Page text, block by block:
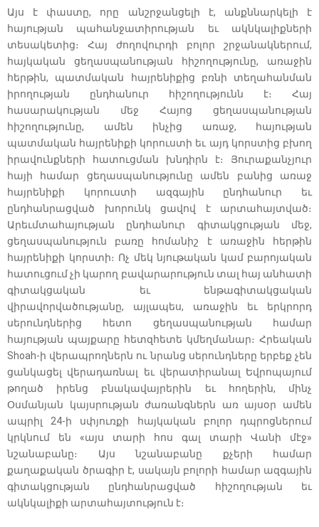
Այս է փաստը, որը անշրջանցելի է, անքննարկելի է
հայության պահանջատիրության եւ ակնկալիքների
տեսակետից։ Հայ ժողովուրդի բոլոր շրջանակներում,
հայկական ցեղասպանության հիշողությունը, առաջին
հերթին, պատմական հայրենիքից բռնի տեղահանման
իրողության ընդհանուր հիշողությունն է։ Հայ
հասարակության մեջ Հայոց ցեղասպանության
հիշողությունը, ամեն ինչից առաջ, հայության
պատմական հայրենիքի կորուստի եւ այդ կորստից բխող
իրավունքների հատուցման խնդիրն է։ Յուրաքանչյուր
հայի համար ցեղասպանությունը ամեն բանից առաջ
հայրենիքի կորուստի ազգային ընդհանուր եւ
ընդհանրացված խորունկ ցավով է արտահայտված։
Արեւմտահայության ընդհանուր գիտակցության մեջ,
ցեղասպանություն բառը հոմանիշ է առաջին հերթին
հայրենիքի կորստի։ Ոչ մեկ նյութական կամ բարոյական
հատուցում չի կարող բավարարություն տալ հայ անհատի
գիտակցական եւ ենթագիտակցական
վիրավորվածությանը, այլապես, առաջին եւ երկրորդ
սերունդներից հետո ցեղասպանության համար
հայության պայքարը հետզհետե կմեղմանար։ Հրեական
Shoah-ի վերապրողներն ու նրանց սերունդները երբեք չեն
ցանկացել վերադառնալ եւ վերատիրանալ Եվրոպայում
թողած իրենց բնակավայրերին եւ հողերին, մինչ
Օսմանյան կայսրության ժառանգներն առ այսօր ամեն
ապրիլ 24-ի սփյուռքի հայկական բոլոր դպրոցներում
կրկնում են «այս տարի հոս գալ տարի Վանի մէջ»
նշանաբանը։ Այս նշանաբանը քչերի համար
քաղաքական ծրագիր է, սակայն բոլորի համար ազգային
գիտակցության ընդհանրացված հիշողության եւ
ակնկալիքի արտահայտություն է։